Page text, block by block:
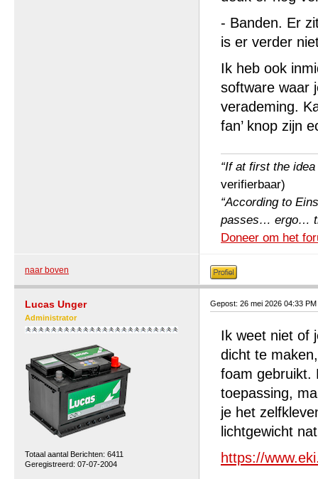
- Banden. Er
is er verder
Ik heb ook
software waar
verademing.
fan’ knop zijn
“If at first the
verifierbaar)
“According to
passes… ergo…
Doneer om het
naar boven
Lucas Unger
Administrator
Totaal aantal Berichten: 6411
Geregistreerd: 07-07-2004
Gepost: 26 mei 2026 04:33 PM
Ik weet niet of
dicht te
foam gebruikt.
toepassing,
je het
lichtgewicht
https://